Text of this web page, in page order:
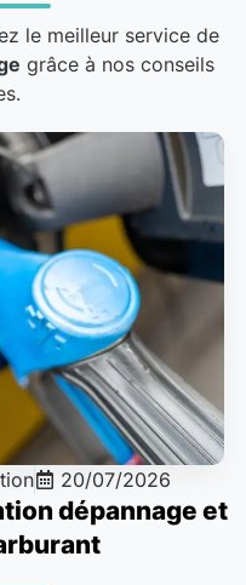
le meilleur service de
grâce à nos conseils
20/07/2026
dépannage et